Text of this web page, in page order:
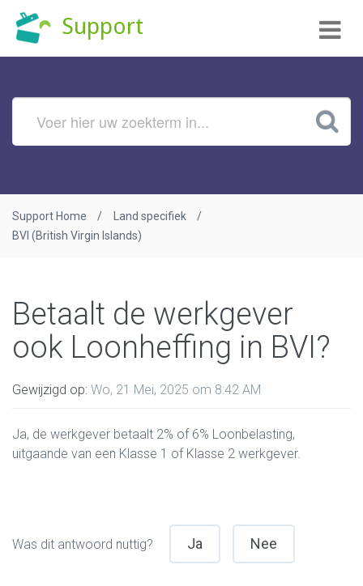
Support
Support Home
Land specifiek
BVI (British Virgin Islands)
Betaalt de werkgever
ook Loonheffing in BVI?
Gewijzigd op: Wo, 21 Mei, 2025 om 8:42 AM
Ja, de werkgever betaalt 2% of 6% Loonbelasting,
uitgaande van een Klasse 1 of Klasse 2 werkgever.
Was dit antwoord nuttig? Ja Nee